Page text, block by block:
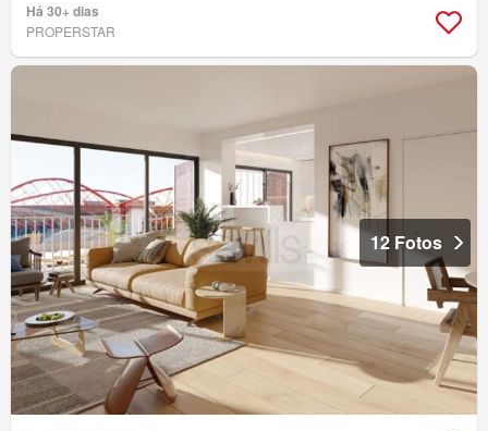
Há 30+ dias
PROPERSTAR
12 Fotos